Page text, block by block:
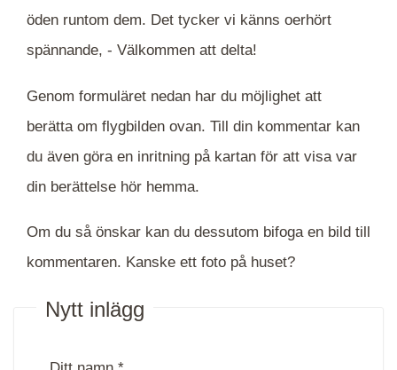
öden runtom dem. Det tycker vi känns oerhört
spännande, - Välkommen att delta!
Genom formuläret nedan har du möjlighet att
berätta om flygbilden ovan. Till din kommentar kan
du även göra en inritning på kartan för att visa var
din berättelse hör hemma.
Om du så önskar kan du dessutom bifoga en bild till
kommentaren. Kanske ett foto på huset?
Nytt inlägg